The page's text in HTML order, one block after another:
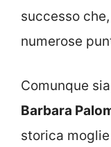
successo
numerose
Comunque
Barbara
storica